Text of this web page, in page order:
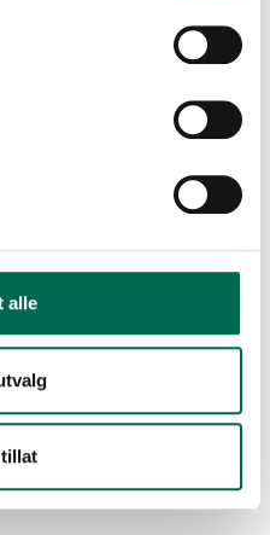
alle
tillat
Kraiburg Sportec
Kraiburg Sportec